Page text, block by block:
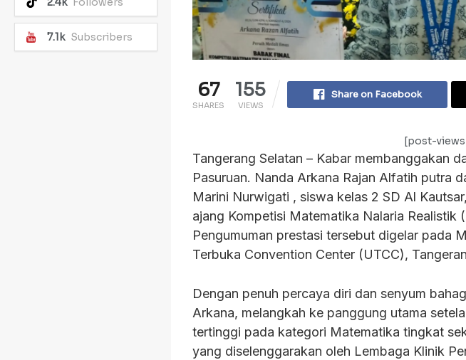
7.1k Subscribers
67
SHARES
155
VIEWS
Share on Facebook
[post-
Tangerang Selatan – Kabar membanggakan
Pasuruan. Nanda Arkana Rajan Alfatih putra
Marini Nurwigati , siswa kelas 2 SD Al
ajang Kompetisi Matematika Nalaria Realistik
Pengumuman prestasi tersebut digelar pada
Terbuka Convention Center (UTCC),
Dengan penuh percaya diri dan senyum
Arkana, melangkah ke panggung utama
tertinggi pada kategori Matematika tingkat
yang diselenggarakan oleh Lembaga Klinik